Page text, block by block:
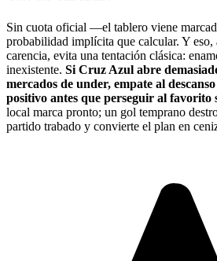
Sin cuota oficial —el tablero viene
probabilidad implícita que calcular. Y eso,
carencia, evita una tentación clásica:
inexistente. Si Cruz Azul abre
mercados de under, empate al
positivo antes que perseguir al favorito
local marca pronto; un gol temprano
partido trabado y convierte el plan en